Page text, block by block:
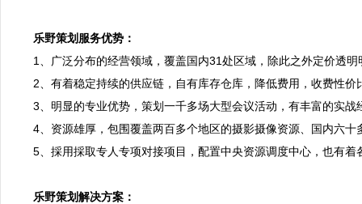
乐野策划服务优势：
1、广泛分布的经营领域，覆盖国内31处区域，除此之外定价透
2、有着稳定持续的供应链，自有库存仓库，降低费用，收费性价
3、明显的专业优势，策划一千多场大型会议活动，有丰富的实
4、资源雄厚，包围覆盖两百多个地区的摄影摄像资源、国内六
5、採用採取专人专项对接项目，配置中央资源调度中心，也有
乐野策划解决方案：